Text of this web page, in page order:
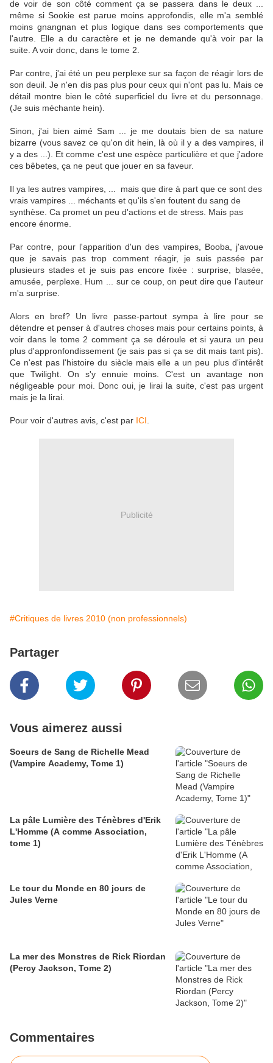
de voir de son côté comment ça se passera dans le deux ...
même si Sookie est parue moins approfondis, elle m'a semblé
moins gnangnan et plus logique dans ses comportements que
l'autre. Elle a du caractère et je ne demande qu'à voir par la
suite. A voir donc, dans le tome 2.
Par contre, j'ai été un peu perplexe sur sa façon de réagir lors de
son deuil. Je n'en dis pas plus pour ceux qui n'ont pas lu. Mais ce
détail montre bien le côté superficiel du livre et du personnage.
(Je suis méchante hein).
Sinon, j'ai bien aimé Sam ... je me doutais bien de sa nature
bizarre (vous savez ce qu'on dit hein, là où il y a des vampires, il
y a des ...). Et comme c'est une espèce particulière et que j'adore
ces bêbetes, ça ne peut que jouer en sa faveur.
Il ya les autres vampires, ... mais que dire à part que ce sont des
vrais vampires ... méchants et qu'ils s'en foutent du sang de
synthèse. Ca promet un peu d'actions et de stress. Mais pas
encore énorme.
Par contre, pour l'apparition d'un des vampires, Booba, j'avoue
que je savais pas trop comment réagir, je suis passée par
plusieurs stades et je suis pas encore fixée : surprise, blasée,
amusée, perplexe. Hum ... sur ce coup, on peut dire que l'auteur
m'a surprise.
Alors en bref? Un livre passe-partout sympa à lire pour se
détendre et penser à d'autres choses mais pour certains points, à
voir dans le tome 2 comment ça se déroule et si yaura un peu
plus d'appronfondissement (je sais pas si ça se dit mais tant pis).
Ce n'est pas l'histoire du siècle mais elle a un peu plus d'intérêt
que Twilight. On s'y ennuie moins. C'est un avantage non
négligeable pour moi. Donc oui, je lirai la suite, c'est pas urgent
mais je la lirai.
Pour voir d'autres avis, c'est par ICI
Publicité
#Critiques de livres 2010 (non professionnels)
Partager
Vous aimerez aussi
Soeurs de Sang de Richelle Mead
(Vampire Academy, Tome 1)
La pâle Lumière des Ténèbres d'Erik
L'Homme (A comme Association,
tome 1)
Le tour du Monde en 80 jours de
Jules Verne
La mer des Monstres de Rick Riordan
(Percy Jackson, Tome 2)
Commentaires